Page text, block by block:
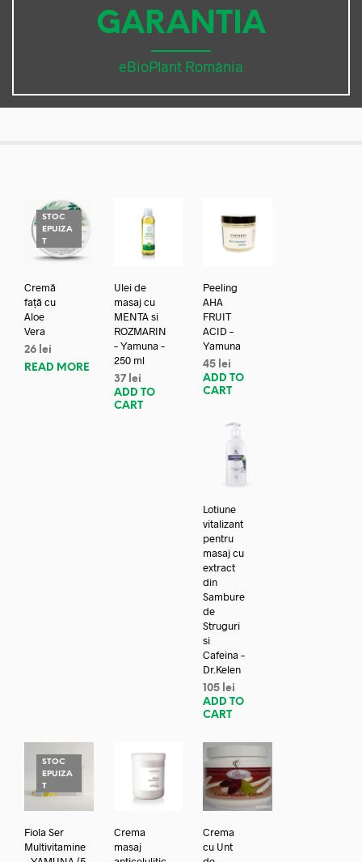
GARANTIA
eBioPlant România
STOC
EPUIZA
T
Cremă
față cu
Aloe
Vera
26 lei
READ MORE
Ulei de
masaj cu
MENTA si
ROZMARIN
– Yamuna –
250 ml
37 lei
ADD TO
CART
Peeling
AHA
FRUIT
ACID –
Yamuna
45 lei
ADD TO
CART
Lotiune
vitalizant
pentru
masaj cu
extract
din
Sambure
de
Struguri
si
Cafeina –
Dr.Kelen
105 lei
ADD TO
CART
STOC
EPUIZA
T
Fiola Ser
Multivitamine
Crema
masaj
Crema
cu Unt